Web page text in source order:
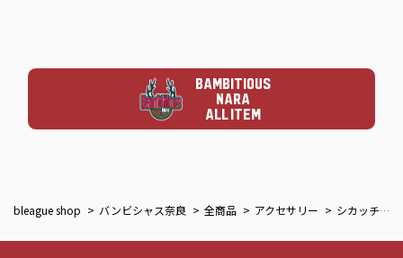
BAMBITIOUS
NARA
ALL ITEM
bleague shop バンビシャス奈良 全商品 アクセサリー シカッチェフェイスボールチェーン